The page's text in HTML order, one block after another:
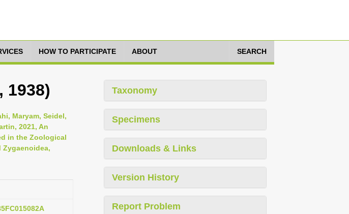
HOW TO PARTICIPATE ABOUT SEARCH
Maryam, Seidel,
2021, An
in the Zoological
Zygaenoidea,
Taxonomy
Specimens
Downloads & Links
Version History
Report Problem